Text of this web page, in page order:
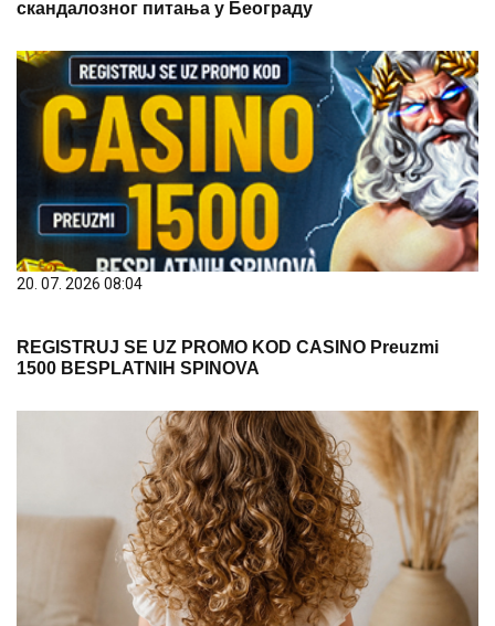
20. 07. 2026 08:04
REGISTRUJ SE UZ PROMO KOD CASINO Preuzmi
1500 BESPLATNIH SPINOVA
Mama ima ravnu, tata kovrdžavu kosu: Kakvu će imati
dete? Genetika ima iznenađenje